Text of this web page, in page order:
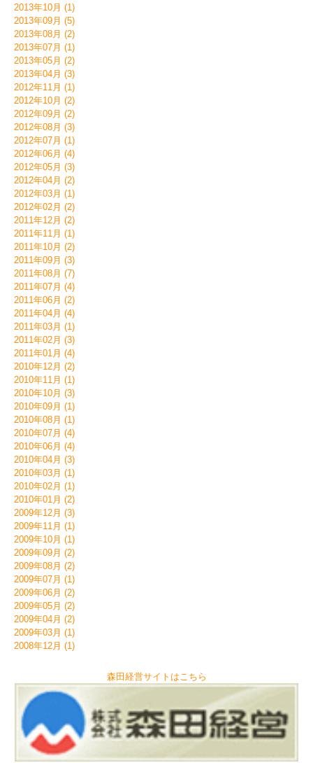
2013年10月 (1)
2013年09月 (5)
2013年08月 (2)
2013年07月 (1)
2013年05月 (2)
2013年04月 (3)
2012年11月 (1)
2012年10月 (2)
2012年09月 (2)
2012年08月 (3)
2012年07月 (1)
2012年06月 (4)
2012年05月 (3)
2012年04月 (2)
2012年03月 (1)
2012年02月 (2)
2011年12月 (2)
2011年11月 (1)
2011年10月 (2)
2011年09月 (3)
2011年08月 (7)
2011年07月 (4)
2011年06月 (2)
2011年04月 (4)
2011年03月 (1)
2011年02月 (3)
2011年01月 (4)
2010年12月 (2)
2010年11月 (1)
2010年10月 (3)
2010年09月 (1)
2010年08月 (1)
2010年07月 (4)
2010年06月 (4)
2010年04月 (3)
2010年03月 (1)
2010年02月 (1)
2010年01月 (2)
2009年12月 (3)
2009年11月 (1)
2009年10月 (1)
2009年09月 (2)
2009年08月 (2)
2009年07月 (1)
2009年06月 (2)
2009年05月 (2)
2009年04月 (2)
2009年03月 (1)
2008年12月 (1)
森田経営サイトはこちら